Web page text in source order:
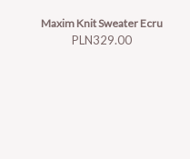
Maxim Knit Sweater Ecru
Price
PLN329.00